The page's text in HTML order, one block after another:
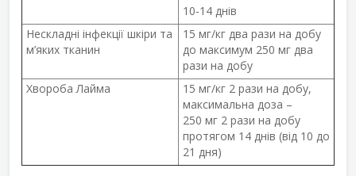
10-14 днів
Нескладні інфекції шкіри та
м’яких тканин
15 мг/кг два рази на добу
до максимум 250 мг два
рази на добу
Хвороба Лайма
15 мг/кг 2 рази на добу,
максимальна доза –
250 мг 2 рази на добу
протягом 14 днів (від 10 до
21 дня)